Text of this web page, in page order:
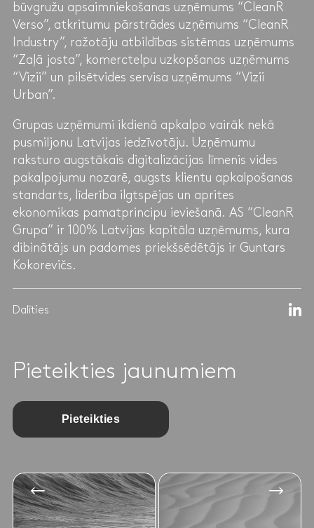
būvgružu apsaimniekošanas uzņēmums “CleanR
Verso”, atkritumu pārstrādes uzņēmums “CleanR
Industry”, ražotāju atbildības sistēmas uzņēmums
“Zaļā josta”, komerctelpu uzkopšanas uzņēmums
“Vizii” un pilsētvides servisa uzņēmums “Vizii
Urban”.
Grupas uzņēmumi ikdienā apkalpo vairāk nekā
pusmiljonu Latvijas iedzīvotāju. Uzņēmumu
raksturo augstākais digitalizācijas līmenis vides
pakalpojumu nozarē, augsts klientu apkalpošanas
standarts, līderība ilgtspējas un aprites
ekonomikas pamatprincipu ieviešanā. AS “CleanR
Grupa” ir 100% Latvijas kapitāla uzņēmums, kura
dibinātājs un padomes priekšsēdētājs ir Guntars
Kokorevičs.
Dalīties
Pieteikties jaunumiem
Pieteikties